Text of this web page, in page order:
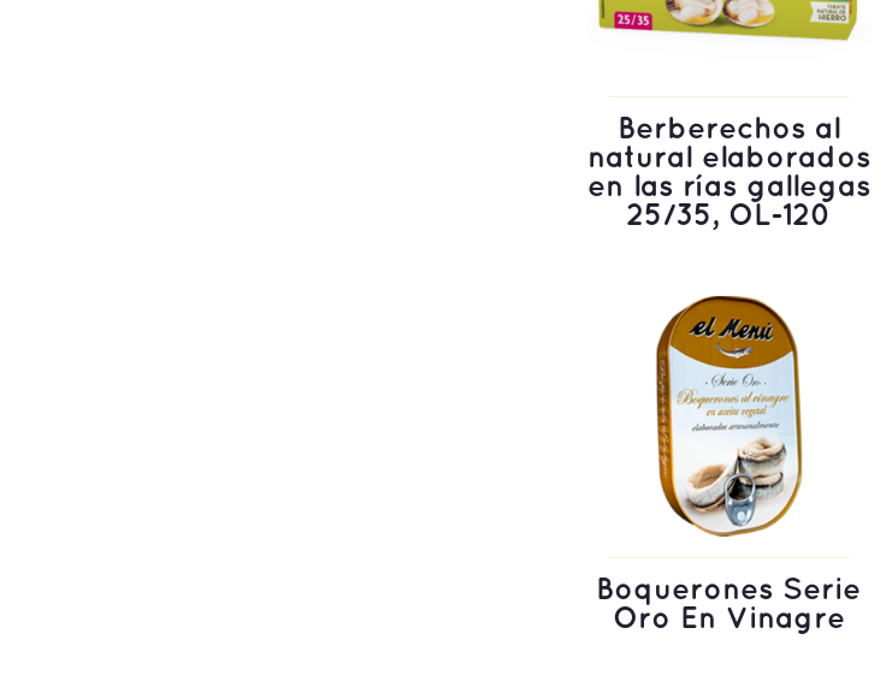
Berberechos al
natural elaborados
en las rías gallegas
25/35, OL-120
Boquerones Serie
Oro En Vinagre